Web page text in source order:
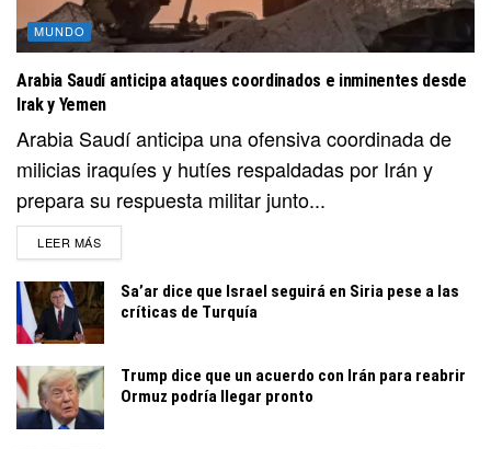
MUNDO
Arabia Saudí anticipa ataques coordinados e inminentes desde
Irak y Yemen
Arabia Saudí anticipa una ofensiva coordinada de
milicias iraquíes y hutíes respaldadas por Irán y
prepara su respuesta militar junto...
LEER MÁSDETAILS
Sa’ar dice que Israel seguirá en Siria pese a las
críticas de Turquía
Trump dice que un acuerdo con Irán para reabrir
Ormuz podría llegar pronto